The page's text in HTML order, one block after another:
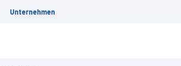
Unternehmen